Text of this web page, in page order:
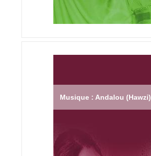
Musique : Andalou (Hawzi)